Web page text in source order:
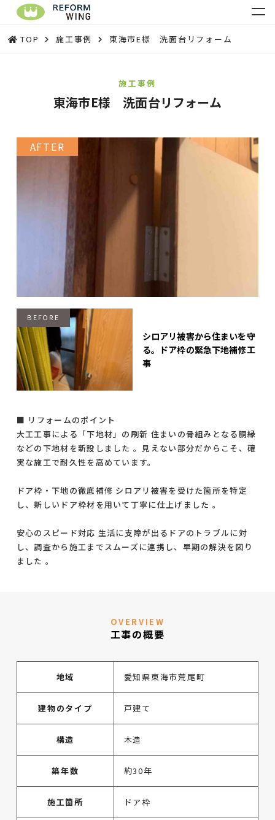
TOP 施工事例 東海市E様 洗面台リフォーム
施工事例
東海市E様 洗面台リフォーム
シロアリ被害から住まいを守
る。ドア枠の緊急下地補修工
事
■ リフォームのポイント
大工工事による「下地材」の刷新 住まいの骨組みとなる胴縁
などの下地材を新設しました 。見えない部分だからこそ、確
実な施工で耐久性を高めています。
ドア枠・下地の徹底補修 シロアリ被害を受けた箇所を特定
し、新しいドア枠材を用いて丁寧に仕上げました 。
安心のスピード対応 生活に支障が出るドアのトラブルに対
し、調査から施工までスムーズに連携し、早期の解決を図り
ました 。
OVERVIEW
工事の概要
地域 愛知県東海市荒尾町
建物のタイプ 戸建て
構造 木造
築年数 約30年
施工箇所 ドア枠